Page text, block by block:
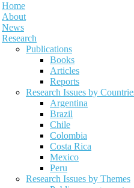
Home
About
News
Research
Publications
Books
Articles
Reports
Research Issues by
Argentina
Brazil
Chile
Colombia
Costa Rica
Mexico
Peru
Research Issues by Themes